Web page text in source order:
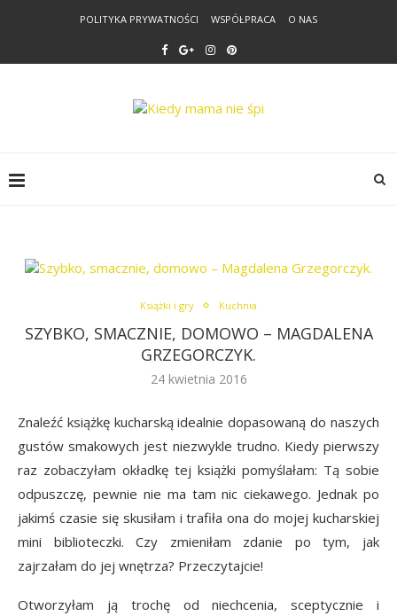
POLITYKA PRYWATNOŚCI WSPÓŁPRACA O NAS
Książki i gry Kuchnia
SZYBKO, SMACZNIE, DOMOWO – MAGDALENA
GRZEGORCZYK.
24 kwietnia 2016
Znaleźć książkę kucharską idealnie dopasowaną do naszych
gustów smakowych jest niezwykle trudno. Kiedy pierwszy
raz zobaczyłam okładkę tej książki pomyślałam: Tą sobie
odpuszczę, pewnie nie ma tam nic ciekawego. Jednak po
jakimś czasie się skusiłam i trafiła ona do mojej kucharskiej
mini biblioteczki. Czy zmieniłam zdanie po tym, jak
zajrzałam do jej wnętrza? Przeczytajcie!
Otworzyłam ją trochę od niechcenia, sceptycznie i